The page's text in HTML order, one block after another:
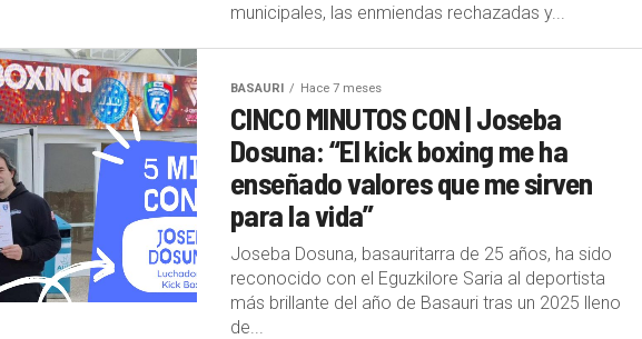
municipales, las enmiendas rechazadas y...
BASAURI Hace 7 meses
CINCO MINUTOS CON | Joseba
Dosuna: “El kick boxing me ha
enseñado valores que me sirven
para la vida”
Joseba Dosuna, basauritarra de 25 años, ha sido
reconocido con el Eguzkilore Saria al deportista
más brillante del año de Basauri tras un 2025 lleno
de...